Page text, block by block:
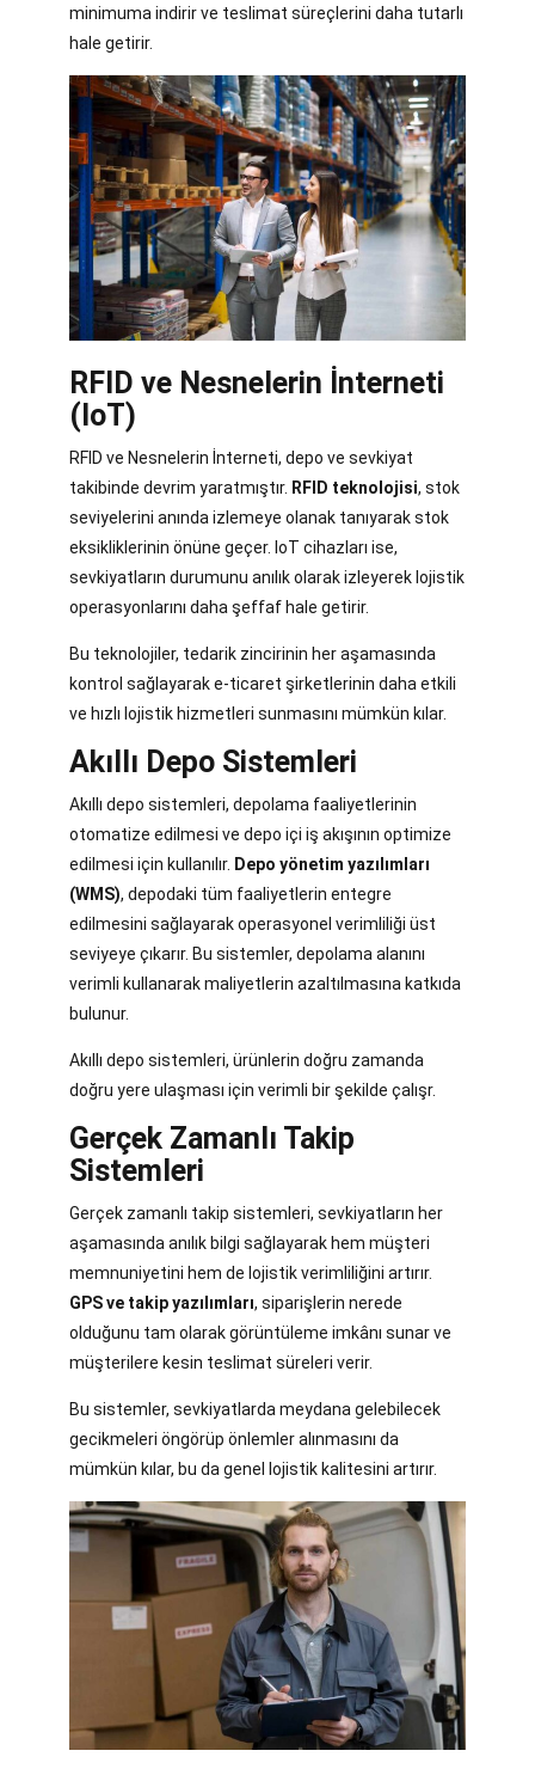
minimuma indirir ve teslimat süreçlerini daha tutarlı
hale getirir.
RFID ve Nesnelerin İnterneti
(IoT)
RFID ve Nesnelerin İnterneti, depo ve sevkiyat
takibinde devrim yaratmıştır. RFID teknolojisi, stok
seviyelerini anında izlemeye olanak tanıyarak stok
eksikliklerinin önüne geçer. IoT cihazları ise,
sevkiyatların durumunu anılık olarak izleyerek lojistik
operasyonlarını daha şeffaf hale getirir.
Bu teknolojiler, tedarik zincirinin her aşamasında
kontrol sağlayarak e-ticaret şirketlerinin daha etkili
ve hızlı lojistik hizmetleri sunmasını mümkün kılar.
Akıllı Depo Sistemleri
Akıllı depo sistemleri, depolama faaliyetlerinin
otomatize edilmesi ve depo içi iş akışının optimize
edilmesi için kullanılır. Depo yönetim yazılımları
(WMS), depodaki tüm faaliyetlerin entegre
edilmesini sağlayarak operasyonel verimliliği üst
seviyeye çıkarır. Bu sistemler, depolama alanını
verimli kullanarak maliyetlerin azaltılmasına katkıda
bulunur.
Akıllı depo sistemleri, ürünlerin doğru zamanda
doğru yere ulaşması için verimli bir şekilde çalışr.
Gerçek Zamanlı Takip
Sistemleri
Gerçek zamanlı takip sistemleri, sevkiyatların her
aşamasında anılık bilgi sağlayarak hem müşteri
memnuniyetini hem de lojistik verimliliğini artırır.
GPS ve takip yazılımları, siparişlerin nerede
olduğunu tam olarak görüntüleme imkânı sunar ve
müşterilere kesin teslimat süreleri verir.
Bu sistemler, sevkiyatlarda meydana gelebilecek
gecikmeleri öngörüp önlemler alınmasını da
mümkün kılar, bu da genel lojistik kalitesini artırır.